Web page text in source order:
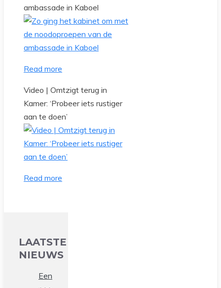
ambassade in Kaboel
Read more
Video | Omtzigt terug in
Kamer: ‘Probeer iets rustiger
aan te doen’
Read more
LAATSTE
NIEUWS
Een